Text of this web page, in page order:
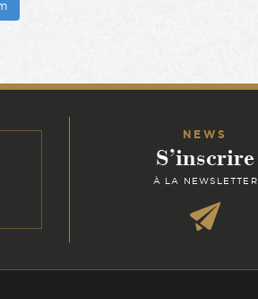
NEWS
S’inscrire
À LA NEWSLETTER